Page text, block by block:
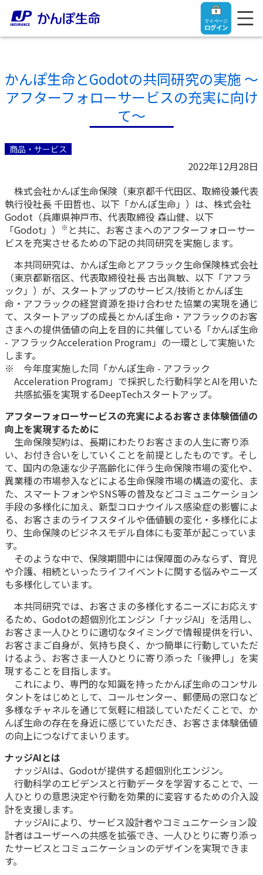
マイページ
ログイン
トップ
ご契約者さま
マイページログイン
入院保険金・手術保険金のご請求
お手続き一覧
きっかけ・できごとから探す
マイページでできること
新規登録
ログイン
ご契約内容の確認
お客さまに関する情報等の確認の取り組み
各種サービス・お知らせ
かんぽプラチナライフサービス
ご契約のしおり・約款（Web約款）
保険用語集
お問い合わせ
保険をご検討中のお客さま
終身保険
養老保険
定期保険
学資保険
長寿支援保険
お見積りシミュレーション
資料請求
保険の探し方のポイント
保険かんたん診断
これからのライフイベントでかかる費用とは？
ご契約手続きの流れ
保険料のお払込方法
保険用語集
お問い合わせ
法人のお客さま
【まずはご相談ください】企業経営でお悩みの方はこ
ちら
法人のお客さま向け商品一覧
目的から探す
お役立ち情報
かんぽ生命の団体取扱い
法人向け資料請求
お問い合わせ先
お役立ち情報
かんぽのLifeサポートナビ
保険
医療
お金
子育て
ライフプラン
健康情報
かんぽアプリ～かんぽの健康と安心を手のひらに～
すこやか健康ラボ
ラジオ体操・みんなの体操
ラジオ体操ポータルサイト
かんぽ生命について
かんぽ生命について
ご挨拶
経営理念・経営戦略
会社概要
財務情報
株主・投資家のみなさまへ
日本郵政グループとしての取り組み
採用情報
CM・オウンドメディア／ソーシャルメディア
かんぽ生命のサステナビリティ
お客さまの声／お客さまサービス向上の取組み
かんぽジャンクション
よくあるご質問
お問い合わせ
サステナビリティ
株主・投資家のみなさまへ
採用情報
English
かんぽ生命とGodotの共同研究の実施 ～
アフターフォローサービスの充実に向け
て～
商品・サービス
2022年12月28日
株式会社かんぽ生命保険（東京都千代田区、取締役兼代表
執行役社長 千田哲也、以下「かんぽ生命」）は、株式会社
Godot（兵庫県神戸市、代表取締役 森山健、以下
「Godot」）
※ と共に、お客さまへのアフターフォローサー
ビスを充実させるための下記の共同研究を実施します。
本共同研究は、かんぽ生命とアフラック生命保険株式会社
（東京都新宿区、代表取締役社長 古出眞敏、以下「アフラ
ック」）が、スタートアップのサービス/技術とかんぽ生
命・アフラックの経営資源を掛け合わせた協業の実現を通じ
て、スタートアップの成長とかんぽ生命・アフラックのお客
さまへの提供価値の向上を目的に共催している「かんぽ生命
- アフラックAcceleration Program」の一環として実施いた
します。
※ 今年度実施した同「かんぽ生命 - アフラック
Acceleration Program」で採択した行動科学とAIを用いた
共感拡張を実現するDeepTechスタートアップ。
アフターフォローサービスの充実によるお客さま体験価値の
向上を実現するために
生命保険契約は、長期にわたりお客さまの人生に寄り添
い、お付き合いをしていくことを前提としたものです。そし
て、国内の急速な少子高齢化に伴う生命保険市場の変化や、
異業種の市場参入などによる生命保険市場の構造の変化、ま
た、スマートフォンやSNS等の普及などコミュニケーション
手段の多様化に加え、新型コロナウイルス感染症の影響によ
る、お客さまのライフスタイルや価値観の変化・多様化によ
り、生命保険のビジネスモデル自体にも変革が起こっていま
す。
そのような中で、保険期間中には保障面のみならず、育児
や介護、相続といったライフイベントに関する悩みやニーズ
も多様化しています。
本共同研究では、お客さまの多様化するニーズにお応えす
るため、Godotの超個別化エンジン「ナッジAI」を活用し、
お客さま一人ひとりに適切なタイミングで情報提供を行い、
お客さまご自身が、気持ち良く、かつ簡単に行動していただ
けるよう、お客さま一人ひとりに寄り添った「後押し」を実
現することを目指します。
これにより、専門的な知識を持ったかんぽ生命のコンサル
タントをはじめとして、コールセンター、郵便局の窓口など
多様なチャネルを通じて気軽に相談していただくことで、か
んぽ生命の存在を身近に感じていただき、お客さま体験価値
の向上につなげてまいります。
ナッジAIとは
ナッジAIは、Godotが提供する超個別化エンジン。
行動科学のエビデンスと行動データを学習することで、一
人ひとりの意思決定や行動を効果的に変容するための介入設
計を支援します。
ナッジAIにより、サービス設計者やコミュニケーション設
計者はユーザーへの共感を拡張でき、一人ひとりに寄り添っ
たサービスとコミュニケーションのデザインを実現できま
す。